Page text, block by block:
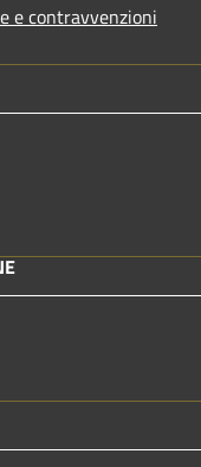
e contravvenzioni